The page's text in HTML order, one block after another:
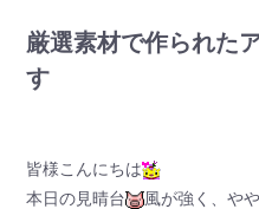
厳選素材で作られた
す
皆様こんにちは
本日の見晴台
風が強く、や